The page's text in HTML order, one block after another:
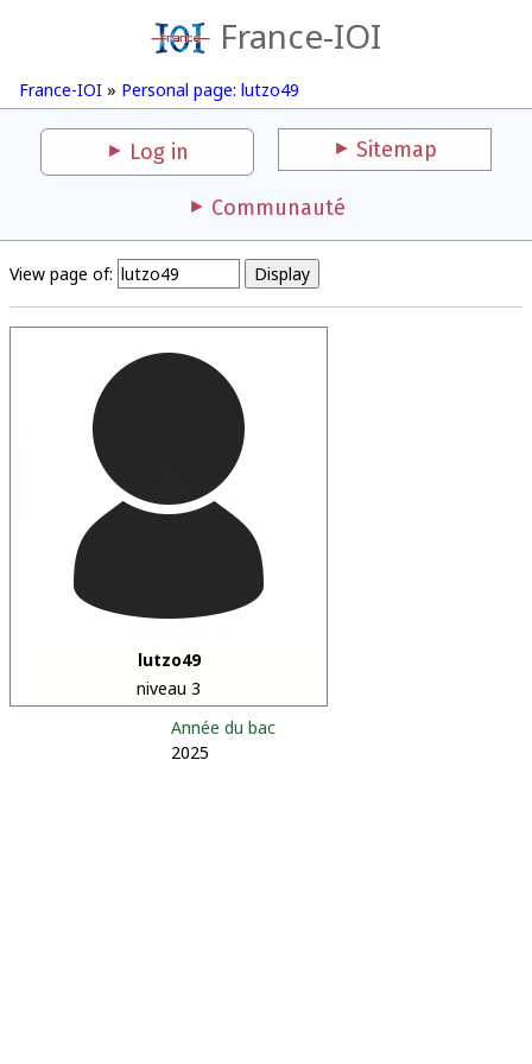
France-IOI
France-IOI » Personal page: lutzo49
Log in Sitemap
Communauté
View page of:
lutzo49
niveau 3
Année du bac
2025